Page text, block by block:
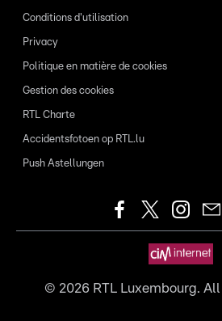
Conditions d'utilisation
Privacy
Politique en matière de cookies
Gestion des cookies
RTL Charte
Accidentsfotoen op RTL.lu
Push Astellungen
© 2026RTL Luxembourg.